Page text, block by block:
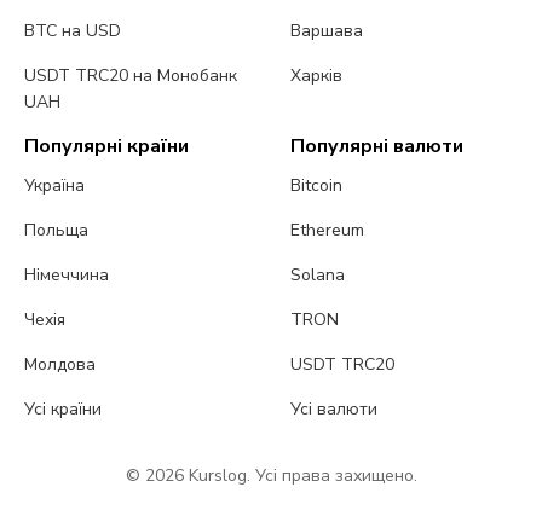
BTC на USD
USDT TRC20 на Монобанк
UAH
Варшава
Харків
Популярні країни
Україна
Польща
Німеччина
Чехія
Молдова
Усі країни
Популярні валюти
Bitcoin
Ethereum
Solana
TRON
USDT TRC20
Усі валюти
© 2026 Kurslog. Усі права захищено.